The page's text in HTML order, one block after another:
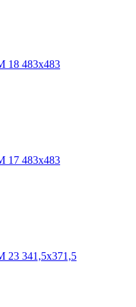
18 483х483
17 483х483
23 341,5х371,5